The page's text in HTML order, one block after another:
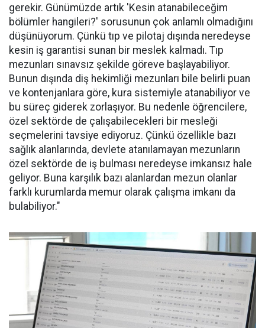
gerekir. Günümüzde artık 'Kesin atanabileceğim
bölümler hangileri?' sorusunun çok anlamlı olmadığını
düşünüyorum. Çünkü tıp ve pilotaj dışında neredeyse
kesin iş garantisi sunan bir meslek kalmadı. Tıp
mezunları sınavsız şekilde göreve başlayabiliyor.
Bunun dışında diş hekimliği mezunları bile belirli puan
ve kontenjanlara göre, kura sistemiyle atanabiliyor ve
bu süreç giderek zorlaşıyor. Bu nedenle öğrencilere,
özel sektörde de çalışabilecekleri bir mesleği
seçmelerini tavsiye ediyoruz. Çünkü özellikle bazı
sağlık alanlarında, devlete atanılamayan mezunların
özel sektörde de iş bulması neredeyse imkansız hale
geliyor. Buna karşılık bazı alanlardan mezun olanlar
farklı kurumlarda memur olarak çalışma imkanı da
bulabiliyor."